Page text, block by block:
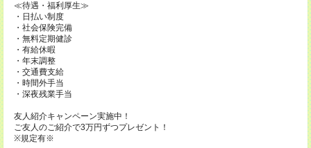
≪待遇・福利厚生≫
・日払い制度
・社会保険完備
・無料定期健診
・有給休暇
・年末調整
・交通費支給
・時間外手当
・深夜残業手当
友人紹介キャンペーン実施中！
ご友人のご紹介で3万円ずつプレゼント！
※規定有※